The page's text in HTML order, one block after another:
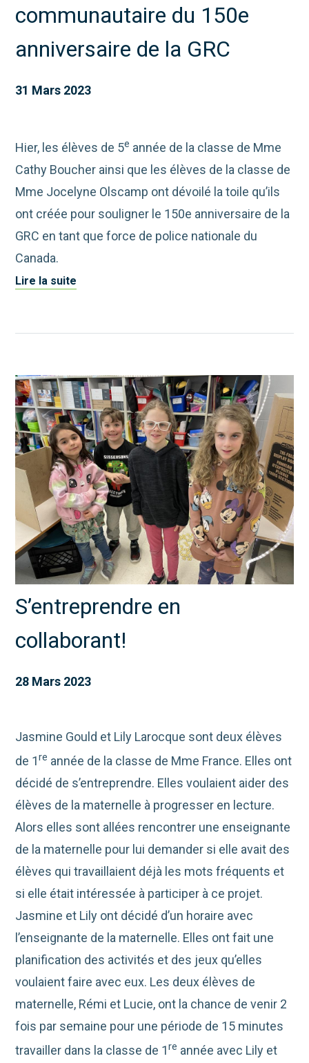
communautaire du 150e
anniversaire de la GRC
31 Mars 2023
Hier, les élèves de 5e année de la classe de Mme
Cathy Boucher ainsi que les élèves de la classe de
Mme Jocelyne Olscamp ont dévoilé la toile qu’ils
ont créée pour souligner le 150e anniversaire de la
GRC en tant que force de police nationale du
Canada.
Lire la suite
S’entreprendre en
collaborant!
28 Mars 2023
Jasmine Gould et Lily Larocque sont deux élèves
de 1re année de la classe de Mme France. Elles ont
décidé de s’entreprendre. Elles voulaient aider des
élèves de la maternelle à progresser en lecture.
Alors elles sont allées rencontrer une enseignante
de la maternelle pour lui demander si elle avait des
élèves qui travaillaient déjà les mots fréquents et
si elle était intéressée à participer à ce projet.
Jasmine et Lily ont décidé d’un horaire avec
l’enseignante de la maternelle. Elles ont fait une
planification des activités et des jeux qu’elles
voulaient faire avec eux. Les deux élèves de
maternelle, Rémi et Lucie, ont la chance de venir 2
fois par semaine pour une période de 15 minutes
travailler dans la classe de 1re année avec Lily et